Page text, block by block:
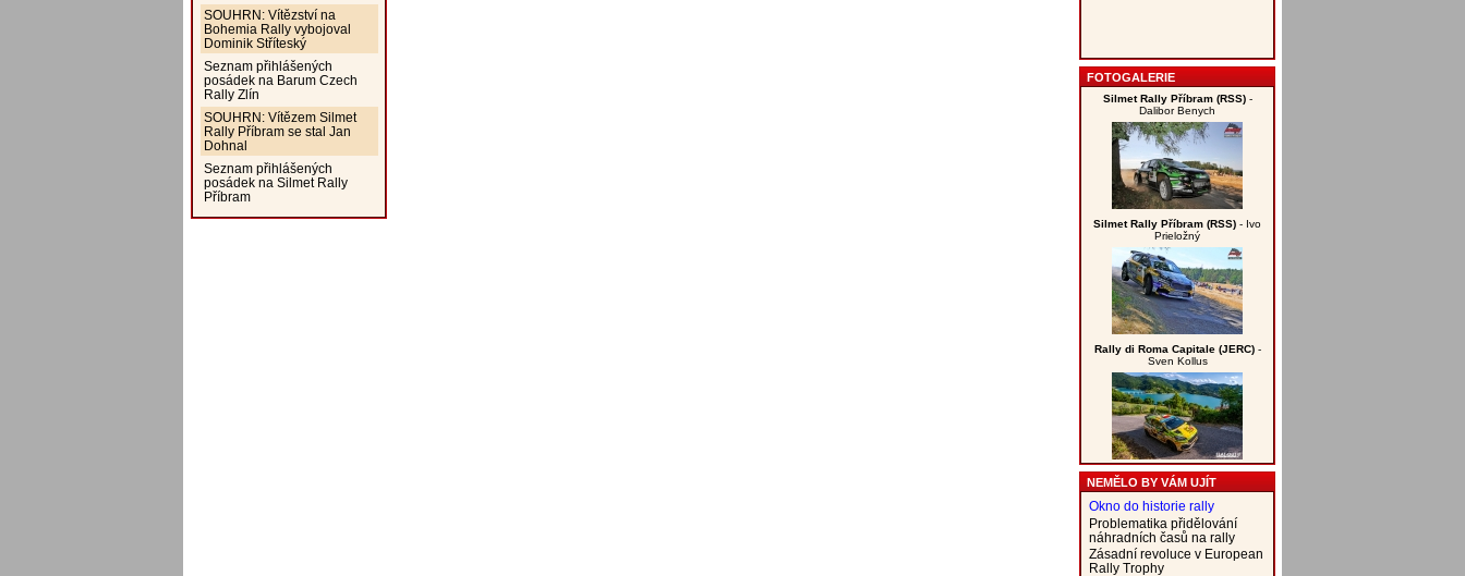
SOUHRN: Vítězství na
Bohemia Rally vybojoval
Dominik Stříteský
Seznam přihlášených
posádek na Barum Czech
Rally Zlín
SOUHRN: Vítězem Silmet
Rally Příbram se stal Jan
Dohnal
Seznam přihlášených
posádek na Silmet Rally
Příbram
FOTOGALERIE
Silmet Rally Příbram (RSS)-
Dalibor Benych
Silmet Rally Příbram (RSS) - Ivo
Prieložný
Rally di Roma Capitale (JERC)-
Sven Kollus
NEMĚLO BY VÁM UJÍT
Okno do historie rally
Problematika přidělování
náhradních časů na rally
Zásadní revoluce v European
Rally Trophy